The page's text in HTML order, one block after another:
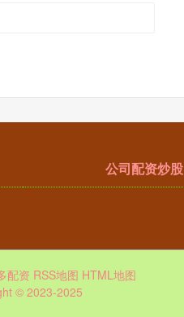
公司配资炒股
配资 RSS地图 HTML地图
© 2023-2025